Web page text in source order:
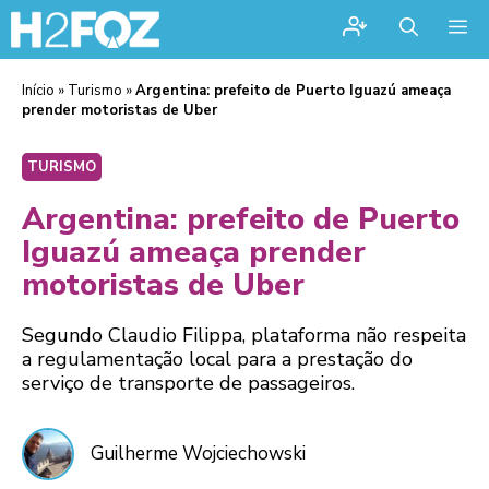
Início » Turismo »Argentina: prefeito de Puerto Iguazú ameaça
prender motoristas de Uber
TURISMO
Argentina: prefeito de Puerto
Iguazú ameaça prender
motoristas de Uber
Segundo Claudio Filippa, plataforma não respeita
a regulamentação local para a prestação do
serviço de transporte de passageiros.
Guilherme Wojciechowski